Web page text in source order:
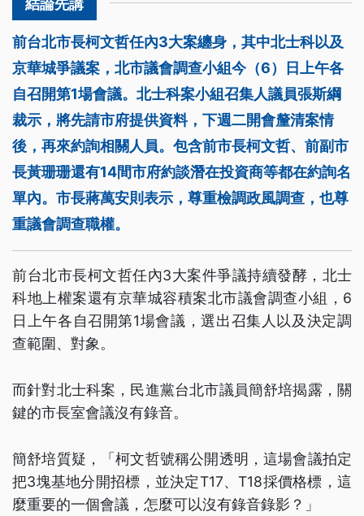
前台北市長柯文哲任內3大案纏身，其中北士科以及
京華城爭議案，北市議會調查小組今（6）日上午各
自召開第1場會議。北士科案小組召集人議員張斯綱
裁示，將先請市府提供資料，下週二開會釐清案情
後，再來約詢相關人員。包含前市長柯文哲、前副市
長黃珊珊還有14間市府約談潛在投資商等都在約詢名
單內。市長蔣萬安則表示，尊重檢調政風調查，也尊
重議會調查職權。
前台北市長柯文哲任內3大案件爭議持續發酵，北士
科地上權案還有京華城容積案北市議會調查小組，6
日上午各自召開第1場會議，選出召集人以及決定調
查範圍、對象。
而針對北士科案，民進黨台北市議員簡舒培揭露，關
鍵的市長室會議沒有錄音。
簡舒培質疑，「柯文哲號稱公開透明，這場會議拍定
把3塊基地分開招標，並決定T17、T18採價格標，這
麼重要的一個會議，怎麼可以沒有錄音錄影？」